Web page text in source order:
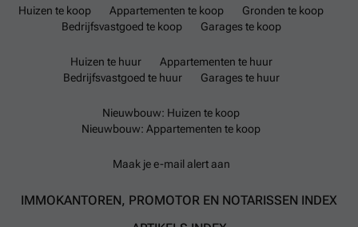
Huizen te koop Appartementen te koop
Gronden te koop
Bedrijfsvastgoed te koop
Garages te koop
Huizen te huur
Appartementen te huur
Bedrijfsvastgoed te huur
Garages te huur
Nieuwbouw: Huizen te koop
Nieuwbouw: Appartementen te koop
Maak je e-mail alert aan
IMMOKANTOREN, PROMOTOR EN NOTARISSEN INDEX